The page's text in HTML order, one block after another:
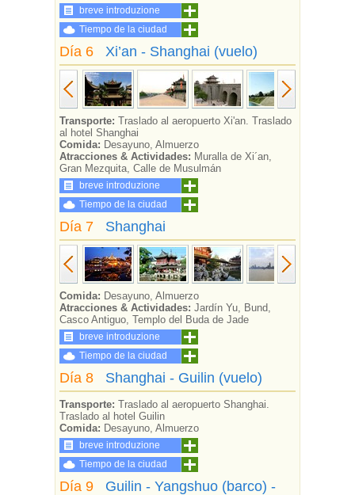
breve introduzione
Tiempo de la ciudad
Día 6 Xi’an - Shanghai (vuelo)
Transporte: Traslado al aeropuerto Xi'an. Traslado
al hotel Shanghai
Comida: Desayuno, Almuerzo
Atracciones & Actividades: Muralla de Xi´an,
Gran Mezquita, Calle de Musulmán
breve introduzione
Tiempo de la ciudad
Día 7 Shanghai
Comida: Desayuno, Almuerzo
Atracciones & Actividades: Jardín Yu, Bund,
Casco Antiguo, Templo del Buda de Jade
breve introduzione
Tiempo de la ciudad
Día 8 Shanghai - Guilin (vuelo)
Transporte: Traslado al aeropuerto Shanghai.
Traslado al hotel Guilin
Comida: Desayuno, Almuerzo
breve introduzione
Tiempo de la ciudad
Día 9
Guilin - Yangshuo (barco) -